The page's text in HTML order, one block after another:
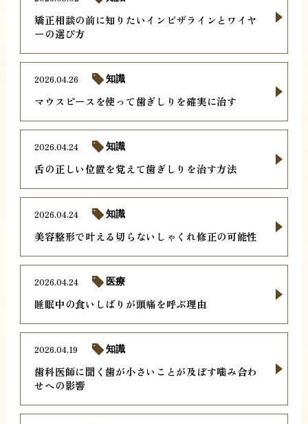
矯正相談の前に知りたいインビザラインとワイヤ
ーの選び方
マウスピースを使って歯ぎしりを確実に治す
2026.04.26 知識
舌の正しい位置を覚えて歯ぎしりを治す方法
2026.04.24 知識
美容整形で叶える切らないしゃくれ修正の可能性
2026.04.24 知識
睡眠中の食いしばりが頭痛を呼ぶ理由
2026.04.24 医療
歯科医師に聞く歯が小さいことが及ぼす噛み合わ
せへの影響
2026.04.19 知識